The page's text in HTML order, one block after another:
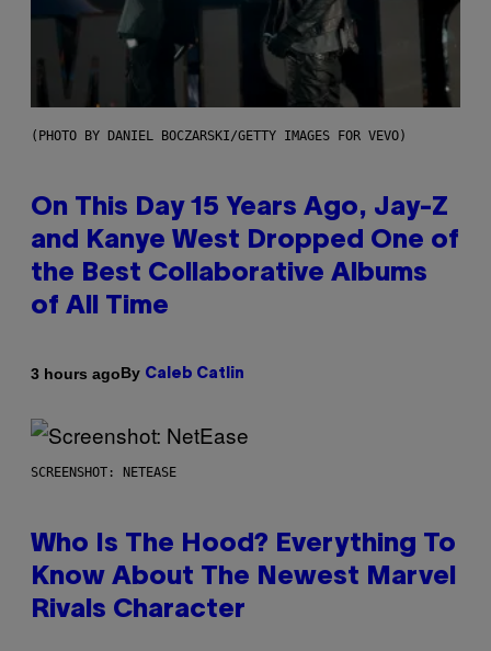
(PHOTO BY DANIEL BOCZARSKI/GETTY IMAGES FOR VEVO)
On This Day 15 Years Ago, Jay-Z
and Kanye West Dropped One of
the Best Collaborative Albums
of All Time
3 hours agoBy Caleb Catlin
SCREENSHOT: NETEASE
Who Is The Hood? Everything To
Know About The Newest Marvel
Rivals Character